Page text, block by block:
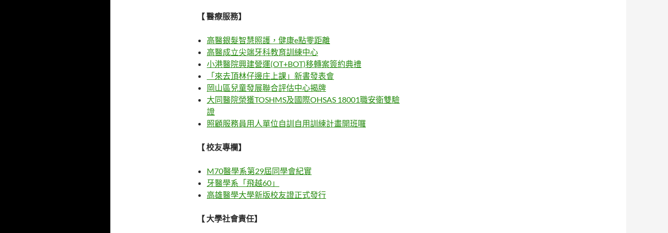
【 醫療服務】
高醫銀髮智慧照護，健康e點零距離
高醫成立尖端牙科教育訓練中心
小港醫院興建營運(OT+BOT)移轉案簽約典禮
「來去頂林仔邊庄上課」新書發表會
岡山區兒童發展聯合評估中心揭牌
大同醫院榮獲TOSHMS及國際OHSAS 18001職安衛雙驗
證
照顧服務員用人單位自訓自用訓練計畫開班囉
【 校友專欄】
M70醫學系第29屆同學會紀實
牙醫學系「飛越60」
高雄醫學大學新版校友證正式發行
【 大學社會責任】